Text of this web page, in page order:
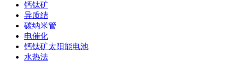
钙钛矿
异质结
碳纳米管
电催化
钙钛矿太阳能电池
水热法